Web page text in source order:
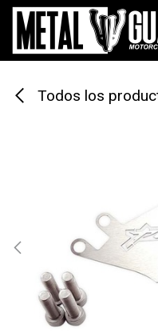
Ir al contenido
Todos los